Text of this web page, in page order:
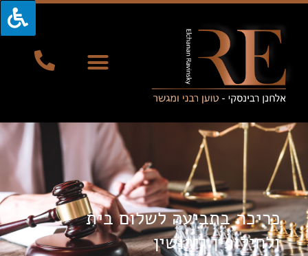
כריכה בתביעה לשלום בית
ולחילופין גירושין